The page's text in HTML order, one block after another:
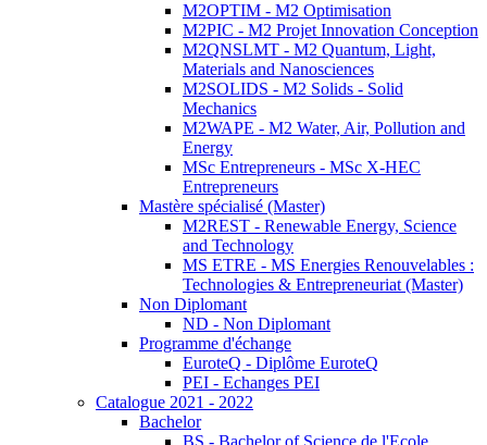
M2OPTIM - M2 Optimisation
M2PIC - M2 Projet Innovation Conception
M2QNSLMT - M2 Quantum, Light,
Materials and Nanosciences
M2SOLIDS - M2 Solids - Solid
Mechanics
M2WAPE - M2 Water, Air, Pollution and
Energy
MSc Entrepreneurs - MSc X-HEC
Entrepreneurs
Mastère spécialisé (Master)
M2REST - Renewable Energy, Science
and Technology
MS ETRE - MS Energies Renouvelables :
Technologies & Entrepreneuriat (Master)
Non Diplomant
ND - Non Diplomant
Programme d'échange
EuroteQ - Diplôme EuroteQ
PEI - Echanges PEI
Catalogue 2021 - 2022
Bachelor
BS - Bachelor of Science de l'Ecole